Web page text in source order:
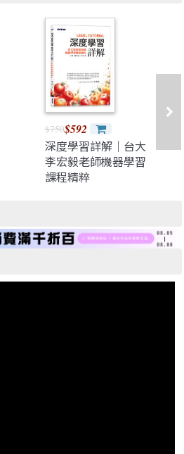
$750$592
深度學習詳解｜台大
李宏毅老師機器學習
課程精粹